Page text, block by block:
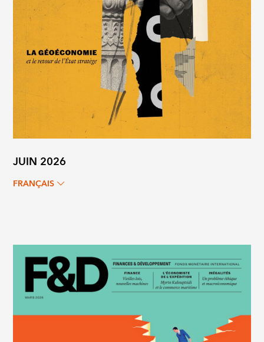
JUIN 2026
FRANÇAIS